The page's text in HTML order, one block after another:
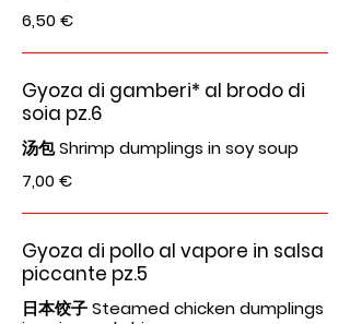
6,50 €
Gyoza di gamberi* al brodo di
soia pz.6
汤包 Shrimp dumplings in soy soup
7,00 €
Gyoza di pollo al vapore in salsa
piccante pz.5
日本饺子 Steamed chicken dumplings